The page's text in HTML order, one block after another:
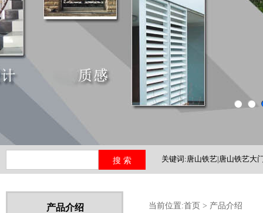
关键词:唐山铁艺|唐山铁艺大
当前位置:首页 > 产品介绍
产品介绍